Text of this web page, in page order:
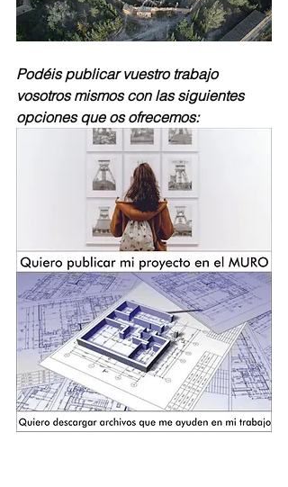
Podéis publicar vuestro trabajo
vosotros mismos con las siguientes
opciones que os ofrecemos: